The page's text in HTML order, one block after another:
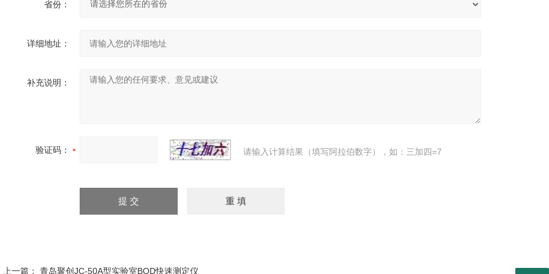
省份：
详细地址：
补充说明：
验证码： 请输入计算结果（填写阿拉伯数字），如：三加四=7
上一篇： 青岛聚创JC-50A型实验室BOD快速测定仪